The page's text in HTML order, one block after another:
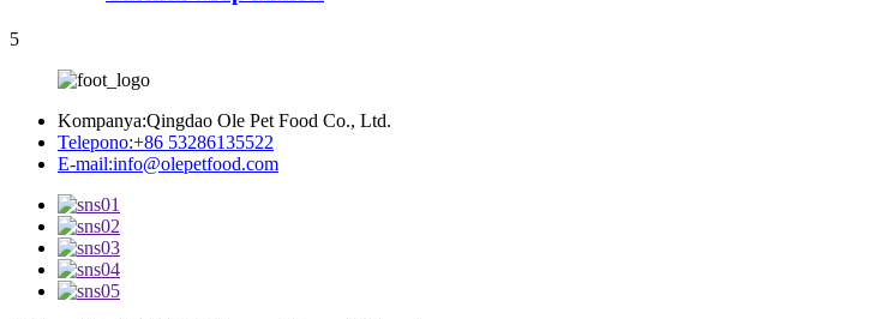
5
Kompanya:Qingdao Ole Pet Food Co., Ltd.
Telepono:+86 53286135522
E-mail:info@olepetfood.com